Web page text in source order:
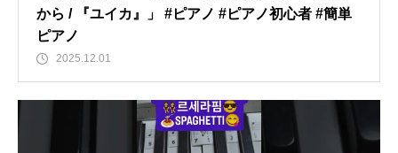
から / 『ユイカ』」 #ピアノ #ピアノ初心者 #簡単
ピアノ
2025.12.01